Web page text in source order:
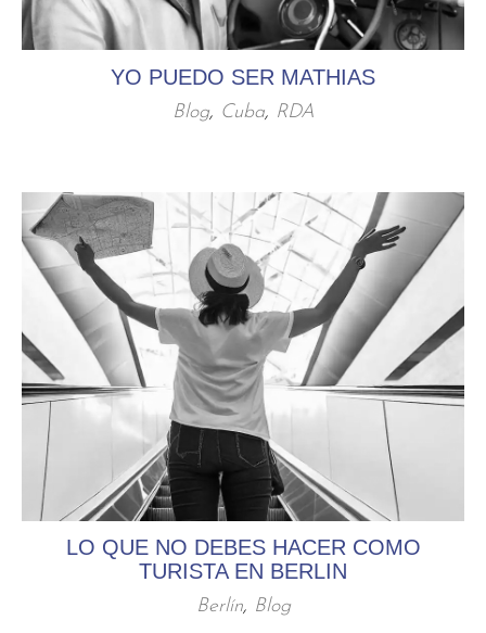
YO PUEDO SER MATHIAS
Blog, Cuba, RDA
LO QUE NO DEBES HACER COMO
TURISTA EN BERLIN
Berlín, Blog